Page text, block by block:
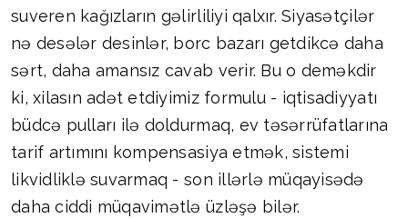
suveren kağızların gəlirliliyi qalxır. Siyasətçilər
nə desələr desinlər, borc bazarı getdikcə daha
sərt, daha amansız cavab verir. Bu o deməkdir
ki, xilasın adət etdiyimiz formulu - iqtisadiyyatı
büdcə pulları ilə doldurmaq, ev təsərrüfatlarına
tarif artımını kompensasiya etmək, sistemi
likvidliklə suvarmaq - son illərlə müqayisədə
daha ciddi müqavimətlə üzləşə bilər.